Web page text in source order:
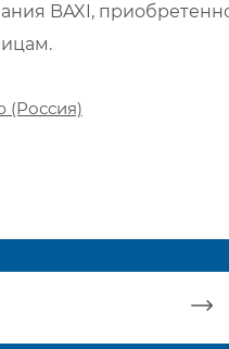
BAXI,
(Россия)